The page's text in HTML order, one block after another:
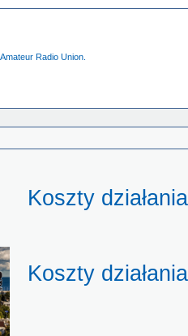
Koszty
Koszty